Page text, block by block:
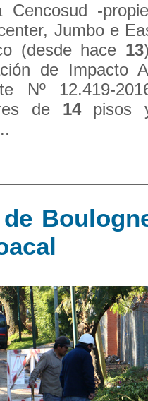
Cencosud -
Jumbo e
(desde hace 13
de Impacto
Nº 12.419-
de 14pisos